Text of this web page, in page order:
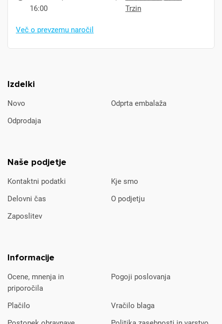
Izdelki
Novo
Odprta embalaža
Odprodaja
Naše podjetje
Kontaktni podatki
Kje smo
Delovni čas
O podjetju
Zaposlitev
Informacije
Ocene, mnenja in
priporočila
Pogoji poslovanja
Plačilo
Vračilo blaga
16:00
Trzin
Več o prevzemu naročil